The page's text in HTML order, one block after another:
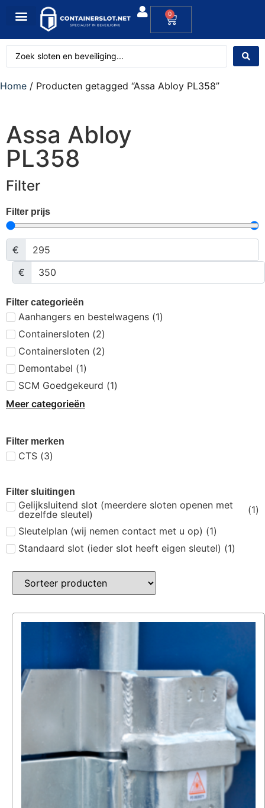
0
Home / Producten getagged “Assa Abloy PL358”
Assa Abloy
PL358
Filter
Filter prijs
€
€
Filter categorieën
Aanhangers en bestelwagens (1)
Containersloten (2)
Containersloten (2)
Demontabel (1)
SCM Goedgekeurd (1)
Meer categorieën
Filter merken
CTS (3)
Filter sluitingen
Gelijksluitend slot (meerdere sloten openen met
dezelfde sleutel)
(1)
Sleutelplan (wij nemen contact met u op) (1)
Standaard slot (ieder slot heeft eigen sleutel) (1)